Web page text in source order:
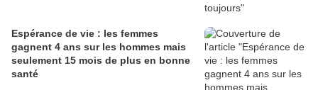
Espérance de vie : les femmes
gagnent 4 ans sur les hommes mais
seulement 15 mois de plus en bonne
santé